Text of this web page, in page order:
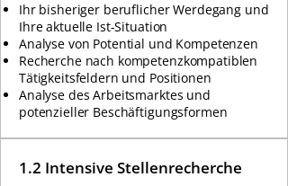
Ihr bisheriger beruflicher Werdegang und
Ihre aktuelle Ist-Situation
Analyse von Potential und Kompetenzen
Recherche nach kompetenzkompatiblen
Tätigkeitsfeldern und Positionen
Analyse des Arbeitsmarktes und
potenzieller Beschäftigungsformen
1.2 Intensive Stellenrecherche